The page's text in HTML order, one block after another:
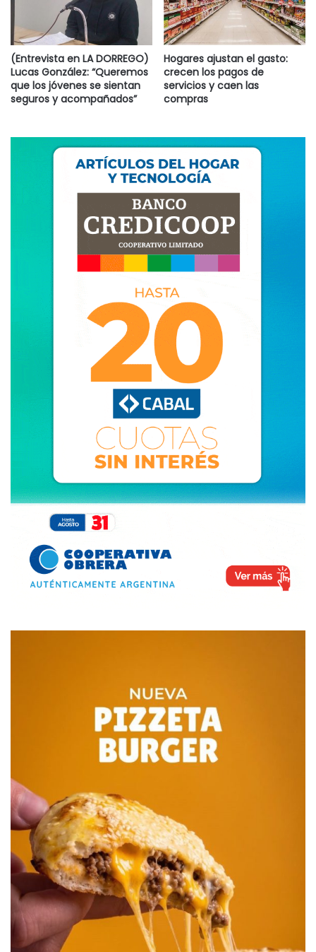
(Entrevista en LA DORREGO)
Lucas González: “Queremos
que los jóvenes se sientan
seguros y acompañados”
Hogares ajustan el gasto:
crecen los pagos de
servicios y caen las
compras